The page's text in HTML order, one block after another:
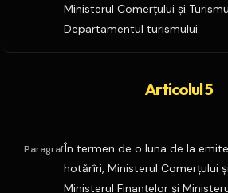
Ministerul Comerţului şi
Departamentul turismului.
Articolul 5
ParagrafÎn termen de o luna de la
hotărîri, Ministerul Comerţului
Ministerul Finanţelor şi